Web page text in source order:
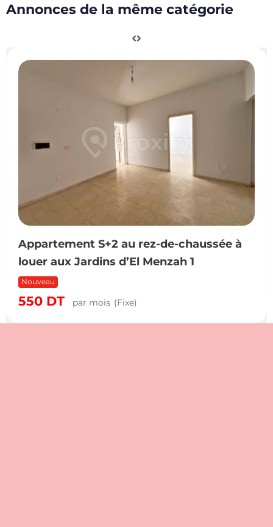
Annonces de la même catégorie
Appartement S+2 au rez-de-chaussée à
louer aux Jardins d’El Menzah 1
Nouveau
550 DT par mois (Fixe)